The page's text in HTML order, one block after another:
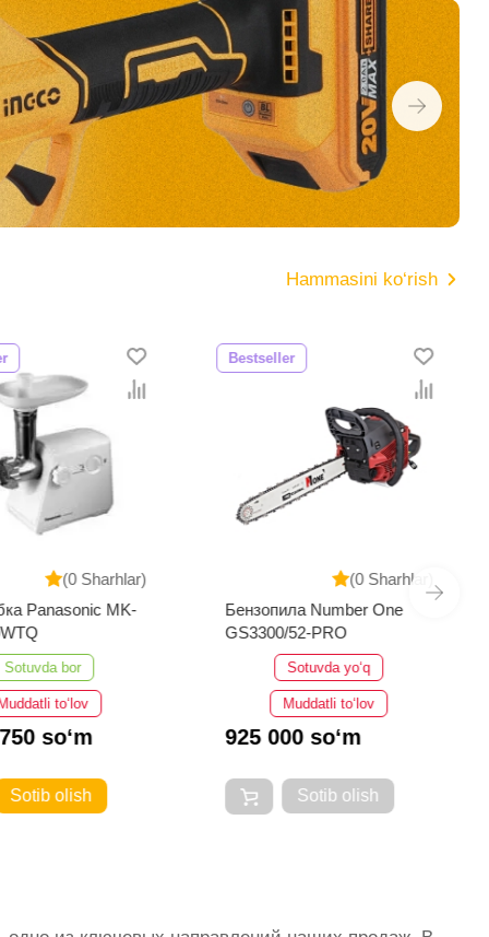
Hammasini ko‘rish
(0 Sharhlar)
Panasonic MK-
Sotuvda bor
to‘lov
so‘m
Sotib olish
(0 Sharhlar)
Bestseller
Бензопила Number One
GS3300/52-PRO
Sotuvda yo‘q
Muddatli to‘lov
925 000 so‘m
Sotib olish